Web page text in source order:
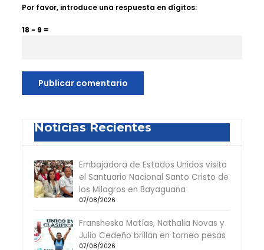
Por favor, introduce una respuesta en dígitos:
18 − 9 =
Noticias Recientes
Embajadora de Estados Unidos visita
el Santuario Nacional Santo Cristo de
los Milagros en Bayaguana
07/08/2026
Fransheska Matías, Nathalia Novas y
Julio Cedeño brillan en torneo pesas
07/08/2026